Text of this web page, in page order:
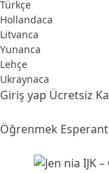
Türkçe
Hollandaca
Litvanca
Yunanca
Lehçe
Ukraynaca
Giriş yap Ücretsiz
Öğrenmek